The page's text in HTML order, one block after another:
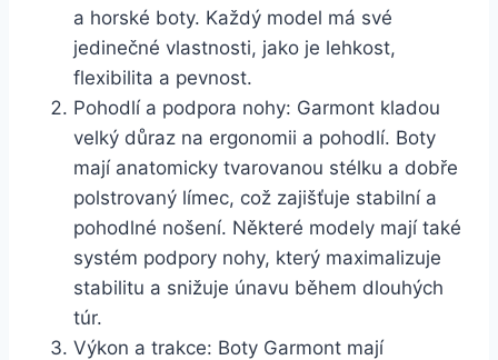
a horské boty. Každý model má‌ své
jedinečné vlastnosti, jako je lehkost,
flexibilita a ‌pevnost.
Pohodlí a podpora nohy: Garmont kladou
⁣velký důraz na ergonomii a pohodlí. Boty‍
mají anatomicky tvarovanou stélku a dobře
‍polstrovaný límec, což zajišťuje stabilní a
pohodlné nošení. Některé modely mají ‍také
systém podpory⁤ nohy, který maximalizuje
stabilitu a snižuje únavu ⁢během dlouhých
túr.
Výkon a trakce: Boty Garmont mají